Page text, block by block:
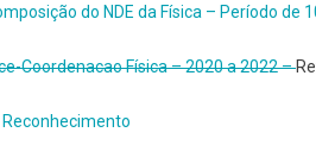
do NDE da Física – Período de
Coordenacao Física – 2020 a 2022 –